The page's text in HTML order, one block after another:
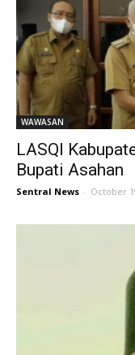
WAWASAN
LASQI
Bupati Asahan
Sentral News - October